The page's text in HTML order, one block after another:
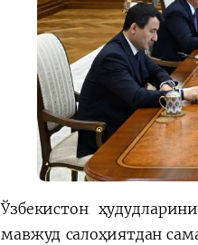
Ўзбекистон
мавжуд салоҳиятдан